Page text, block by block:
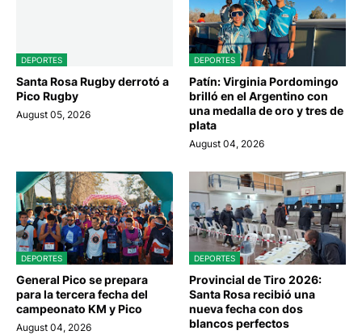
DEPORTES
Santa Rosa Rugby derrotó a
Pico Rugby
August 05, 2026
DEPORTES
Patín: Virginia Pordomingo
brilló en el Argentino con
una medalla de oro y tres de
plata
August 04, 2026
DEPORTES
General Pico se prepara
para la tercera fecha del
campeonato KM y Pico
August 04, 2026
DEPORTES
Provincial de Tiro 2026:
Santa Rosa recibió una
nueva fecha con dos
blancos perfectos